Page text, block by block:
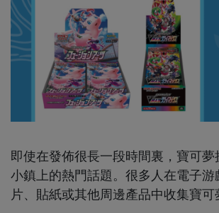
即使在發佈很長一段時間裏，寶可夢
小鎮上的熱門話題。很多人在電子游
片、貼紙或其他周邊產品中收集寶可